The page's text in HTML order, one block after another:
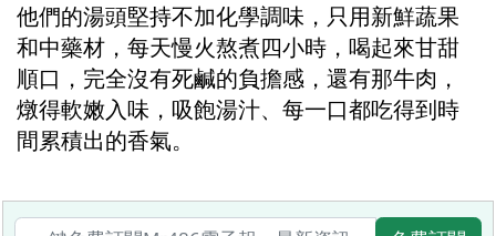
他們的湯頭堅持不加化學調味，只用新鮮蔬果
和中藥材，每天慢火熬煮四小時，喝起來甘甜
順口，完全沒有死鹹的負擔感，還有那牛肉，
燉得軟嫩入味，吸飽湯汁、每一口都吃得到時
間累積出的香氣。